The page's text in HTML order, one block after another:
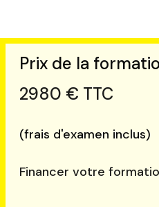
Prix de la
2980 € TTC
(frais d'examen inclus)
Financer votre